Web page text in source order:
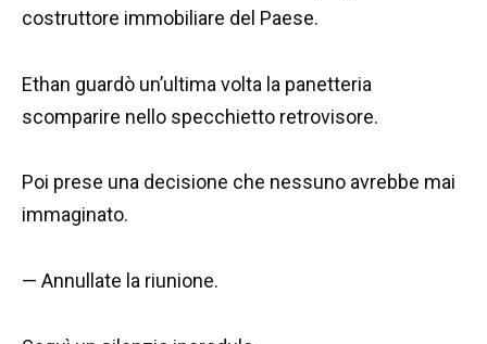
costruttore immobiliare del Paese.
Ethan guardò un’ultima volta la panetteria
scomparire nello specchietto retrovisore.
Poi prese una decisione che nessuno avrebbe mai
immaginato.
— Annullate la riunione.